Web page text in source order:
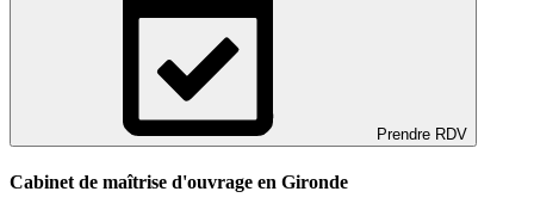
Prendre RDV
Cabinet de maîtrise d'ouvrage en Gironde